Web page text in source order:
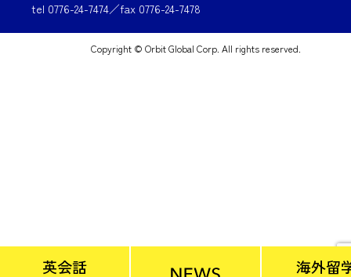
英会話 海外留
tel 0776-24-7474／fax 0776-24-7478
Copyright © Orbit Global Corp. All rights reserved.